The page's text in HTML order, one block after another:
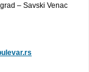
– Savski Venac